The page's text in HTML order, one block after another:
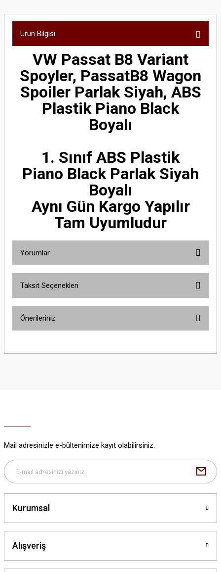
Ürün Bilgisi
VW Passat B8 Variant
Spoyler, PassatB8 Wagon
Spoiler Parlak Siyah, ABS
Plastik Piano Black
Boyalı
1. Sınıf ABS Plastik
Piano Black Parlak Siyah
Boyalı
Aynı Gün Kargo Yapılır
Tam Uyumludur
Yorumlar
Taksit Seçenekleri
Önerileriniz
yetersiz gördüğünüz noktaları öneri formunu kullanarak tarafımıza
Bu ürüne benzer farklı alternatifler olmalı.
Mail adresinizle e-bültenimize kayıt olabilirsiniz.
Kurumsal
Alışveriş